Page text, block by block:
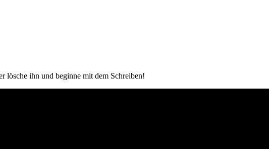
lösche ihn und beginne mit dem Schreiben!